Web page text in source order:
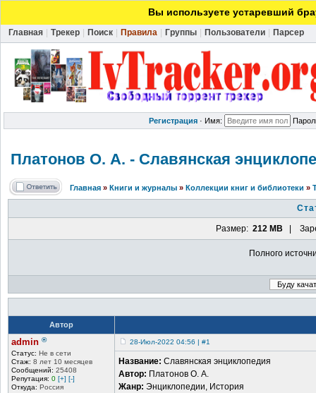
Вы используете устаревший
Главная Трекер Поиск Правила Группы Пользователи Парсер
Регистрация · Имя:
Платонов О. А. - Славянская
Главная » Книги и журналы » Коллекции книг и библиотеки »
Размер: 212 MB |
Полного
Автор
admin ®
Статус: Не в сети
Стаж: 8 лет 10 месяцев
Сообщений: 25408
Репутация: 0 [+] [-]
Откуда: Россия
28-Июл-2022 04:56 | #1
Название: Славянская энциклопедия
Автор: Платонов О. А.
Жанр: Энциклопедии, История